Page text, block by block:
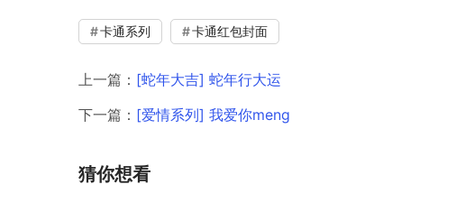
卡通系列 卡通红包封面
上一篇： [蛇年大吉] 蛇年行大运
下一篇： [爱情系列] 我爱你meng
猜你想看